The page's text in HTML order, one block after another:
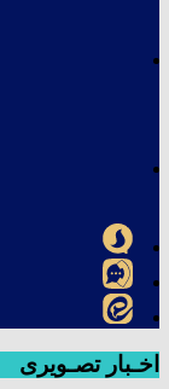
اخـبار تصـویری